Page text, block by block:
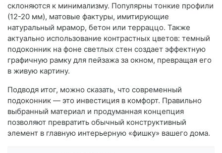
склоняются к минимализму. Популярны тонкие профили
(12-20 мм), матовые фактуры, имитирующие
натуральный мрамор, бетон или терраццо. Также
актуально использование контрастных цветов: темный
подоконник на фоне светлых стен создает эффектную
графичную рамку для пейзажа за окном, превращая его
в живую картину.
Подводя итог, можно сказать, что современный
подоконник — это инвестиция в комфорт. Правильно
выбранный материал и продуманная концепция
позволяют превратить обычный конструктивный
элемент в главную интерьерную «фишку» вашего дома.